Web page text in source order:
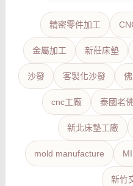
精密零件加工
金屬加工 新莊床墊
沙發 客製化沙發
cnc工廠 泰國老
新北床墊工廠
mold manufacture
新竹